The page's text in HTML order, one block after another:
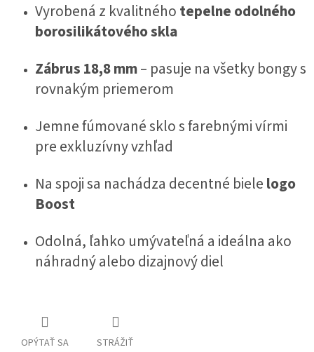
Vyrobená z kvalitnéhotepelne odolného
borosilikátového skla
Zábrus 18,8 mm– pasuje na všetky bongy s
rovnakým priemerom
Jemne fúmované sklo s farebnými vírmi
pre exkluzívny vzhľad
Na spoji sa nachádza decentné bielelogo
Boost
Odolná, ľahko umývateľná a ideálna ako
náhradný alebo dizajnový diel
OPÝTAŤ SA STRÁŽIŤ